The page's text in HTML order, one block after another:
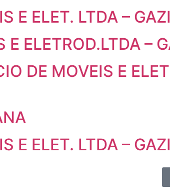
E ELET. LTDA –
ELETROD.LTDA –
DE MOVEIS E
E ELET. LTDA –